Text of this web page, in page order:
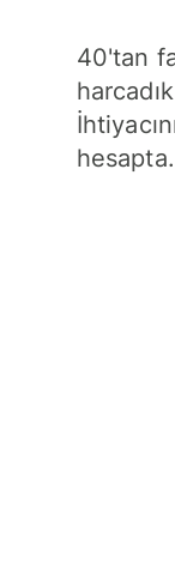
40'tan
hesapta.